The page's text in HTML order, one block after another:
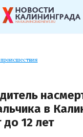
в
до 12 лет